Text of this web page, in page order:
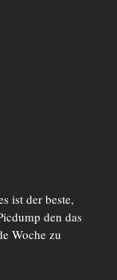
ist der beste,
den das
Woche zu